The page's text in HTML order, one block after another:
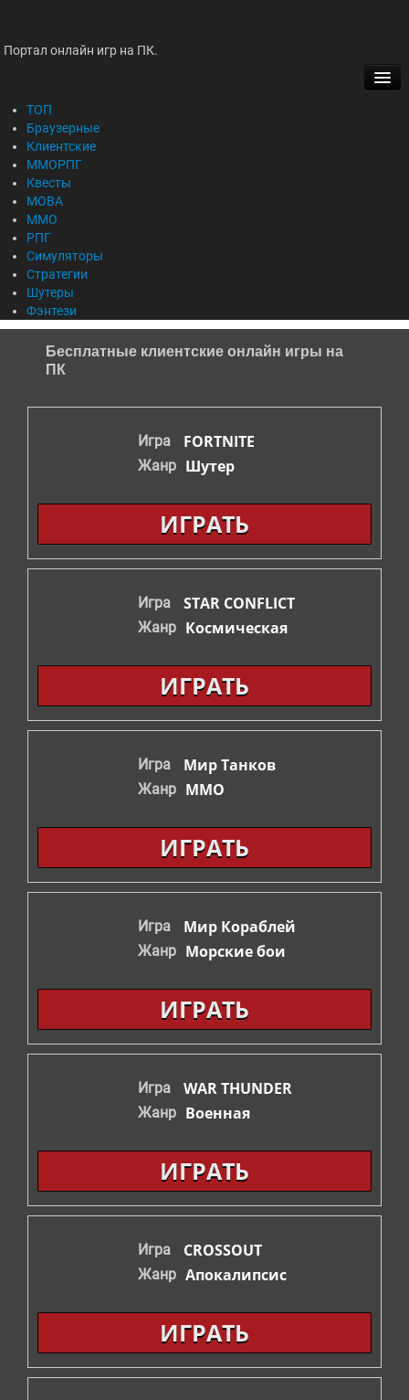
Портал онлайн игр на ПК.
БРАУЗЕРНЫЕ
КЛИЕНТСКИЕ
ММОРПГ
MOBA
ММО
ТОП
Браузерные
Клиентские
ММОРПГ
Квесты
MOBA
ММО
РПГ
Симуляторы
Стратегии
Шутеры
Фэнтези
Бесплатные клиентские онлайн игры на
ПК
Игра FORTNITE
Жанр Шутер
ИГРАТЬ
Игра STAR CONFLICT
Жанр Космическая
ИГРАТЬ
Игра Мир Танков
Жанр ММО
ИГРАТЬ
Игра Мир Кораблей
Жанр Морские бои
ИГРАТЬ
Игра WAR THUNDER
Жанр Военная
ИГРАТЬ
Игра CROSSOUT
Жанр Апокалипсис
ИГРАТЬ